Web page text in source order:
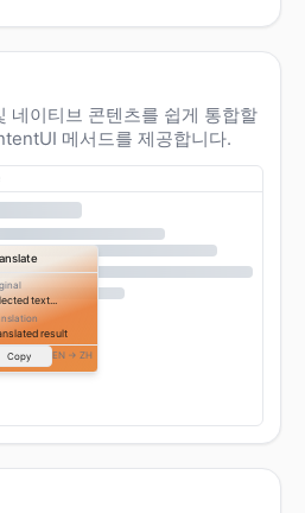
네이티브 콘텐츠를 쉽게 통합할
메서드를 제공합니다.
text...
result
Copy EN → ZH